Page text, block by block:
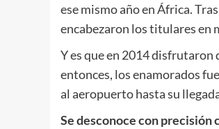
ese mismo año en África.
encabezaron los titulares en
Y es que en 2014 disfrutaron
entonces, los enamorados
al aeropuerto hasta su
Se desconoce con precisión